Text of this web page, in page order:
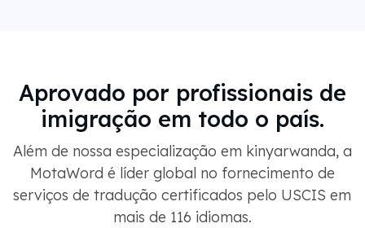
Aprovado por profissionais de
imigração em todo o país.
Além de nossa especialização em kinyarwanda, a
MotaWord é líder global no fornecimento de
serviços de tradução certificados pelo USCIS em
mais de 116 idiomas.